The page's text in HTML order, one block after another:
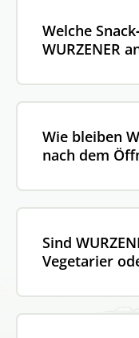
Welche
WURZENER
Wie bleiben
nach dem
Sind
Vegetarier